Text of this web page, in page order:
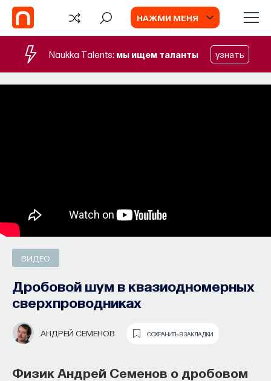
НАЖМИ МЕНЯ
Naukka Talents: мы ищем таланты узнать
ВИДЕО
Дробовой шум в квазиодномерных
сверхпроводниках
АНДРЕЙ СЕМЕНОВ СОХРАНИТЬ В ЗАКЛАДКИ
Физик Андрей Семенов о дробовом
СОБЫТИЯ